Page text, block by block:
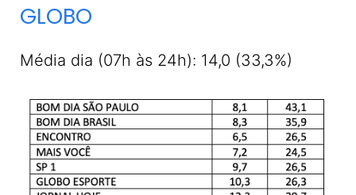
GLOBO
Média dia (07h às 24h): 14,0 (33,3%)